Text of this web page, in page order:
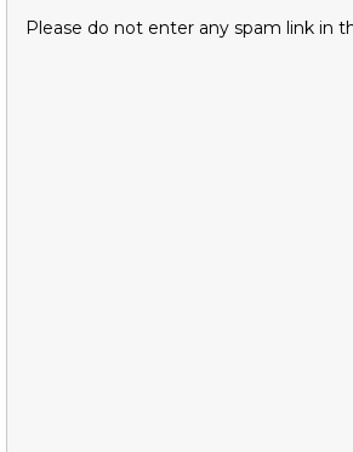
Please do not enter any spam link in